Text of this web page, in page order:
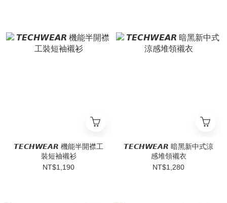
𝙏𝙀𝘾𝙃𝙒𝙀𝘼𝙍 機能半開襟工
裝短袖襯衫
NT$1,190
𝙏𝙀𝘾𝙃𝙒𝙀𝘼𝙍 暗黑新中式涼
感堆領襯衣
NT$1,280